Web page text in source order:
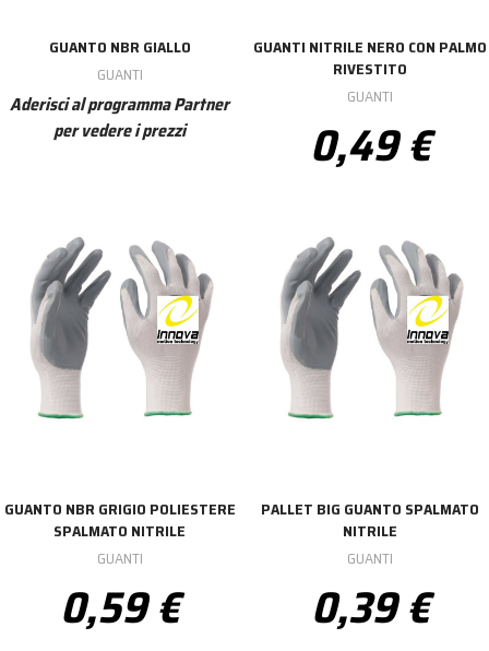
GUANTO NBR GIALLO
GUANTI
Aderisci al programma Partner
per vedere i prezzi
GUANTI NITRILE NERO CON PALMO
RIVESTITO
GUANTI
0,49 €
GUANTO NBR GRIGIO POLIESTERE
SPALMATO NITRILE
GUANTI
0,59 €
PALLET BIG GUANTO SPALMATO
NITRILE
GUANTI
0,39 €